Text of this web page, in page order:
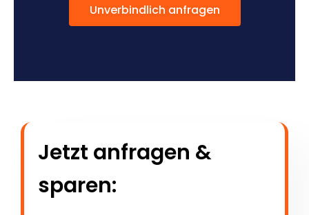
Unverbindlich anfragen
Jetzt anfragen &
sparen: